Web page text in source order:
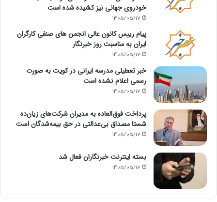
خودروی جهانی نیز کشیده شده است
1405/05/17
پیام رییس کانون عالی انجمن های صنفی کارگران
ایران به مناسبت روز خبرنگار
1405/05/17
خبر تعطیلی مدرسه ایرانی در کویت به صورت
رسمی اعلام نشده است
1405/05/17
پرداخت فوق‌العاده به مدیران شرکت‌های زیان‌ده
شستا مصداق بی‌عدالتی در حق بیمه‌شدگان است
1405/05/17
بسته اینترنت خبرنگاران فعال شد
1405/05/17